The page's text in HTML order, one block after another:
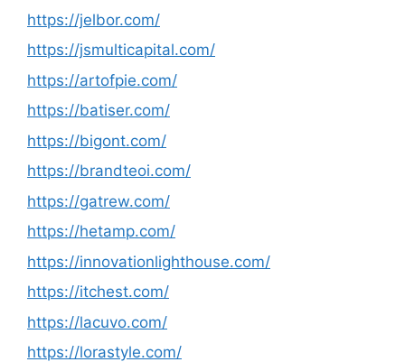
https://jelbor.com/
https://jsmulticapital.com/
https://artofpie.com/
https://batiser.com/
https://bigont.com/
https://brandteoi.com/
https://gatrew.com/
https://hetamp.com/
https://innovationlighthouse.com/
https://itchest.com/
https://lacuvo.com/
https://lorastyle.com/